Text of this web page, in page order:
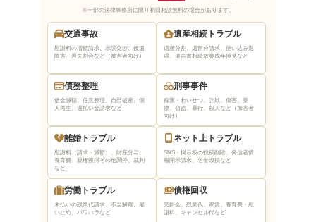
※一部の法律事務所に限り初回相談無料の場合があります。
交通事故
慰謝料の増額請求、示談交渉、後遺
障害、過失割合など（被害者向け）
遺産相続トラブル
遺産分割、遺留分請求、使い込み返
還、遺言書相続放棄成年後見など
債務整理
借金減額、任意整理、自己破産、個
人再生、過払い金請求など
刑事事件
痴漢・わいせつ、詐欺、傷害、薬
物、窃盗、暴行、殺人など（加害者
向け）
離婚トラブル
慰謝料（請求・減額）、財産分与、
養育費、親権獲得その他調停、裁判
など
ネット上トラブル
SNS・掲示板の投稿削除、発信者情
報開示請求、名誉毀損など
労働トラブル
未払いの残業代請求、不当解雇、雇
い止め、パワハラなど
債権回収
売掛金、残業代、家賃、養育費・慰
謝料、キャンセル代など